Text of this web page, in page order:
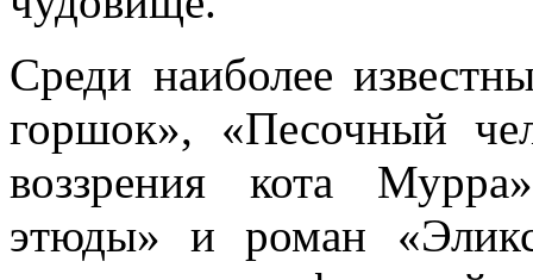
Среди наиболее
горшок», «Песочный
воззрения кота
этюды» и роман